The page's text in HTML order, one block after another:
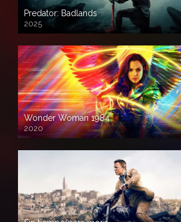
Predator: Badlands
2025
Wonder Woman 1984
2020